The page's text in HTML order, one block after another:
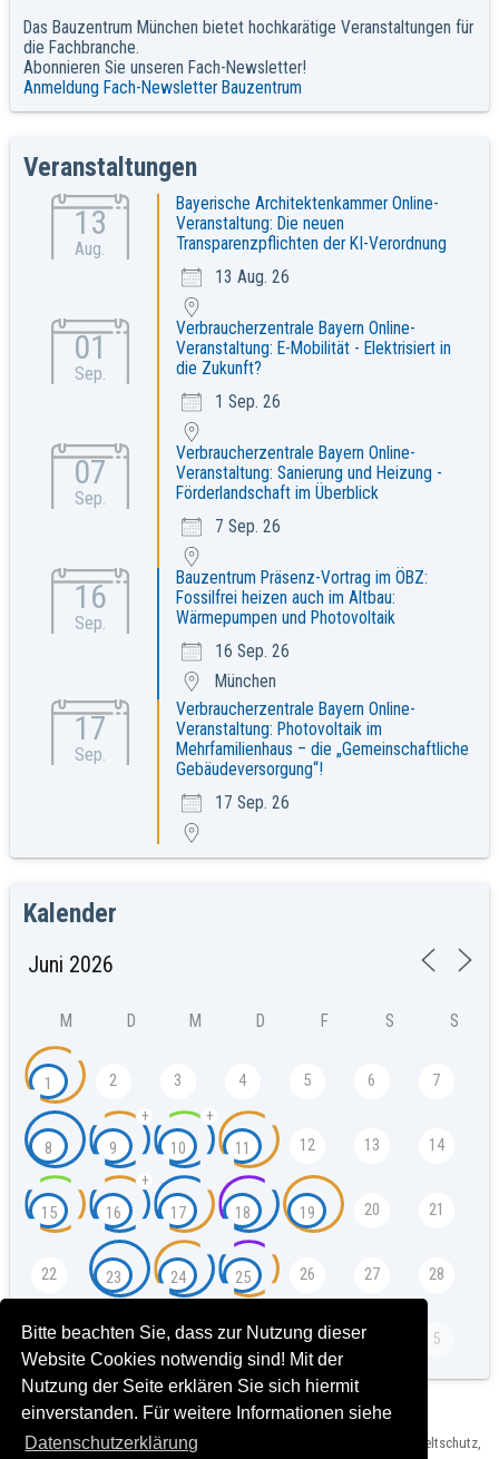
Bitte beachten Sie, dass zur Nutzung dieser
Website Cookies notwendig sind! Mit der
Nutzung der Seite erklären Sie sich hiermit
einverstanden. Für weitere Informationen siehe
Datenschutzerklärung
Das Bauzentrum München bietet hochkarätige Veranstaltungen für
die Fachbranche.
Abonnieren Sie unseren Fach-Newsletter!
Anmeldung Fach-Newsletter Bauzentrum
Veranstaltungen
13
Aug.
Bayerische Architektenkammer Online-
Veranstaltung: Die neuen
Transparenzpflichten der KI-Verordnung
13 Aug. 26
01
Sep.
Verbraucherzentrale Bayern Online-
Veranstaltung: E-Mobilität - Elektrisiert in
die Zukunft?
1 Sep. 26
07
Sep.
Verbraucherzentrale Bayern Online-
Veranstaltung: Sanierung und Heizung -
Förderlandschaft im Überblick
7 Sep. 26
16
Sep.
Bauzentrum Präsenz-Vortrag im ÖBZ:
Fossilfrei heizen auch im Altbau:
Wärmepumpen und Photovoltaik
16 Sep. 26
München
17
Sep.
Verbraucherzentrale Bayern Online-
Veranstaltung: Photovoltaik im
Mehrfamilienhaus – die „Gemeinschaftliche
Gebäudeversorgung“!
17 Sep. 26
Kalender
M D M D F S S
1 2 3 4 5 6 7
8 9
+
10
+
11 12 13 14
15 16
+
17 18 19 20 21
22 23 24 25 26 27 28
29 30 1 2 3 5
Herausgeber: Landeshauptstadt München, Referat für Klima- und Umweltschutz,